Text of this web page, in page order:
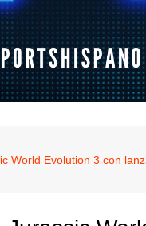
World Evolution 3 con